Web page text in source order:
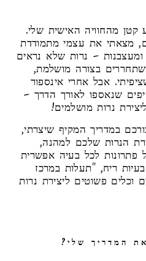
מהחוויה האישית שלי.
מצאתי את עצמי מתמודדת
– נרות שלא נראים
בצורה מושלמת,
אבל אחרי אינספור
שנאספו לאורך הדרך –
נרות מושלמים!
במדריך המקיף שיצרתי,
הנרות שלכם למהנה,
פתרונות לכל בעיה אפשרית
ריח, "תעלות במרכז
וכלים פשוטים ליצירת נרות
המדריך שלי?